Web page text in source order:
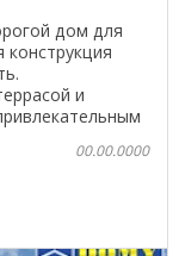
дом для
и
00.00.0000